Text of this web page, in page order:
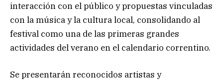
interacción con el público y propuestas vinculadas
con la música y la cultura local, consolidando al
festival como una de las primeras grandes
actividades del verano en el calendario correntino.
Se presentarán reconocidos artistas y